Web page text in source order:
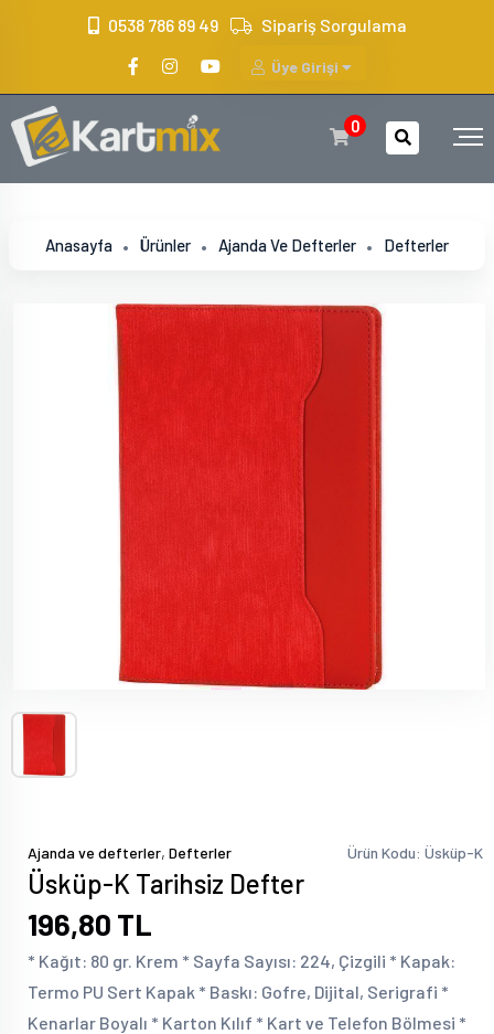
0538 786 89 49 Sipariş Sorgulama
Üye Girişi
0
Anasayfa Ürünler Ajanda Ve Defterler Defterler
Ajanda ve defterler, Defterler Ürün Kodu: Üsküp-K
Üsküp-K Tarihsiz Defter
196,80 TL
* Kağıt: 80 gr. Krem * Sayfa Sayısı: 224, Çizgili * Kapak:
Termo PU Sert Kapak * Baskı: Gofre, Dijital, Serigrafi *
Kenarlar Boyalı * Karton Kılıf * Kart ve Telefon Bölmesi *